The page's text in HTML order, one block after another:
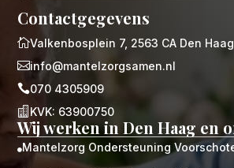
Contactgegevens
Valkenbosplein 7, 2563 CA Den Haag
info@mantelzorgsamen.nl
070 4305909
 KVK: 63900750
Wij werken in Den Haag en
Mantelzorg Ondersteuning